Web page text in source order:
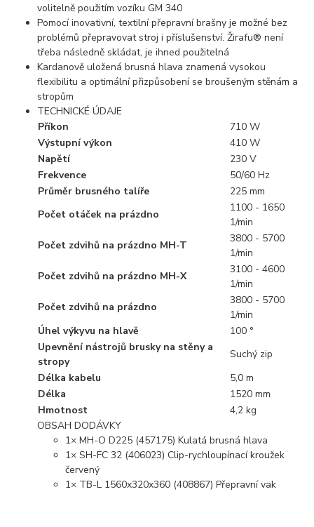
volitelně použitím vozíku GM 340
Pomocí inovativní, textilní přepravní brašny je možné bez
problémů přepravovat stroj i příslušenství. Žirafu® není
třeba následně skládat, je ihned použitelná
Kardanově uložená brusná hlava znamená vysokou
flexibilitu a optimální přizpůsobení se broušeným stěnám a
stropům
TECHNICKÉ ÚDAJE
Příkon
710 W
Výstupní výkon
410 W
Napětí
230 V
Frekvence
50/60 Hz
Průměr brusného talíře
225 mm
Počet otáček na prázdno
1100 - 1650
1/min
Počet zdvihů na prázdno MH-T
3800 - 5700
1/min
Počet zdvihů na prázdno MH-X
3100 - 4600
1/min
Počet zdvihů na prázdno
3800 - 5700
1/min
Úhel výkyvu na hlavě
100 °
Upevnění nástrojů brusky na stěny a
stropy
Suchý zip
Délka kabelu
5,0 m
Délka
1520 mm
Hmotnost
4,2 kg
OBSAH DODÁVKY
1× MH-O D225 (457175) Kulatá brusná hlava
1× SH-FC 32 (406023) Clip-rychloupínací kroužek
červený
1× TB-L 1560x320x360 (408867) Přepravní vak